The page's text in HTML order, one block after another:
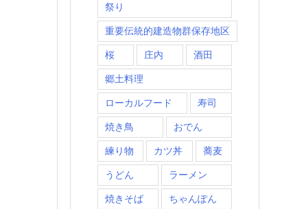
祭り
重要伝統的建造物群保存地区
桜 庄内 酒田
郷土料理
ローカルフード 寿司
焼き鳥 おでん
練り物 カツ丼 蕎麦
うどん ラーメン
焼きそば ちゃんぽん